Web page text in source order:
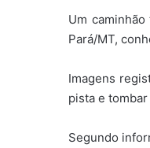
Um
Pará/MT,
Imagens
pista e
Segundo